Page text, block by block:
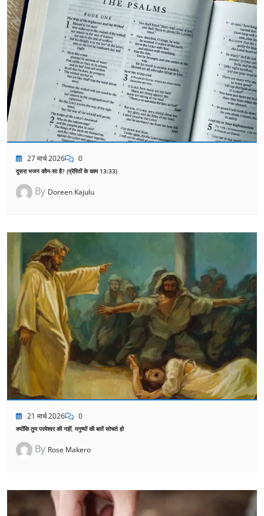
27 मार्च 2026 0
दूसरा भजन कौन-सा है? (प्रेरितों के काम 13:33)
By Doreen Kajulu
21 मार्च 2026 0
क्योंकि तुम परमेश्वर की नहीं, मनुष्यों की बातें सोचते हो
By Rose Makero